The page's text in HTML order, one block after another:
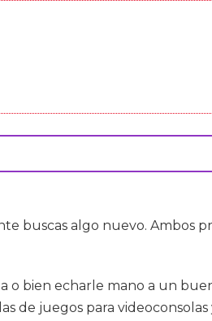
buscas algo nuevo. Ambos
o bien echarle mano a un
de juegos para videoconsolas